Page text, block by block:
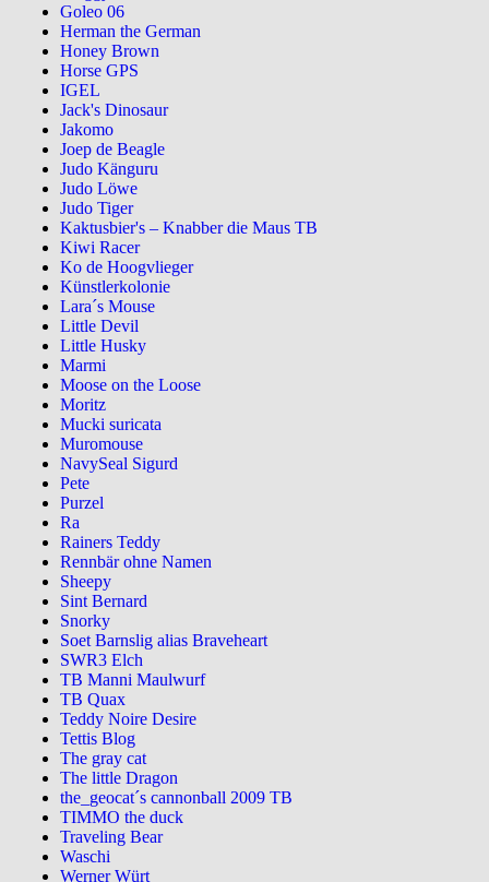
Goleo 06
Herman the German
Honey Brown
Horse GPS
IGEL
Jack's Dinosaur
Jakomo
Joep de Beagle
Judo Känguru
Judo Löwe
Judo Tiger
Kaktusbier's – Knabber die Maus TB
Kiwi Racer
Ko de Hoogvlieger
Künstlerkolonie
Lara´s Mouse
Little Devil
Little Husky
Marmi
Moose on the Loose
Moritz
Mucki suricata
Muromouse
NavySeal Sigurd
Pete
Purzel
Ra
Rainers Teddy
Rennbär ohne Namen
Sheepy
Sint Bernard
Snorky
Soet Barnslig alias Braveheart
SWR3 Elch
TB Manni Maulwurf
TB Quax
Teddy Noire Desire
Tettis Blog
The gray cat
The little Dragon
the_geocat´s cannonball 2009 TB
TIMMO the duck
Traveling Bear
Waschi
Werner Würt